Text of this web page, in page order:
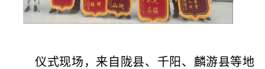
仪式现场，来自陇县、千阳、麟游县等地